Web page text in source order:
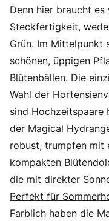
Denn hier braucht
Steckfertigkeit,
Grün. Im Mittelpunkt
schönen, üppigen
Blütenbällen. Die
Wahl der
sind Hochzeitspaare
der Magical
robust, trumpfen mit
kompakten
die mit direkter
Perfekt für
Farblich haben die